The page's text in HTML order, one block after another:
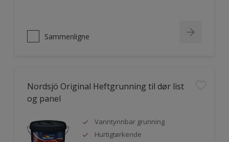
Sammenligne
Nordsjö Original Heftgrunning til dør list
og panel
Vanntynnbar grunning
Hurtigtørkende